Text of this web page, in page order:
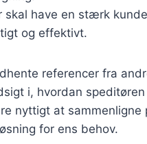
skal have en stærk
og effektivt.
referencer fra
i, hvordan
nyttigt at sammenligne
for ens behov.